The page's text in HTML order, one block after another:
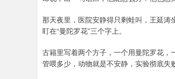
那天夜里，医院安静得只剩蛙叫，王延
盯在“曼陀罗花”三个字上。
古籍里写着两个方子，一个用曼陀罗花
管喂多少，动物就是不安静，实验彻底失